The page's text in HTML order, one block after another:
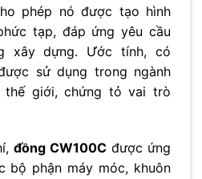
phép nó được tạo hình
tạp, đáp ứng yêu cầu
xây dựng. Ước tính, có
sử dụng trong ngành
thế giới, chứng tỏ vai trò
đồng CW100C được ứng
bộ phận máy móc, khuôn